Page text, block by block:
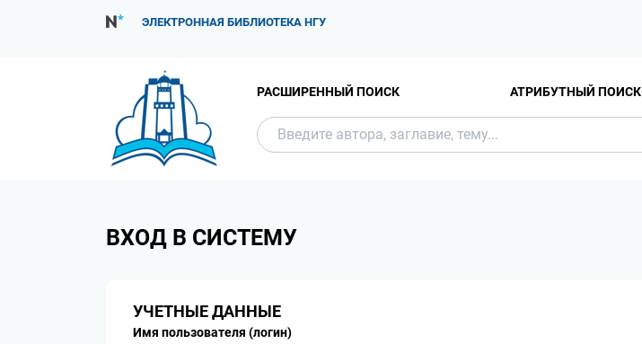
ЭЛЕКТРОННАЯ БИБЛИОТЕКА НГУ
РАСШИРЕННЫЙ ПОИСК АТРИБУТНЫЙ ПОИСК
ВХОД В СИСТЕМУ
УЧЕТНЫЕ ДАННЫЕ
Имя пользователя (логин)